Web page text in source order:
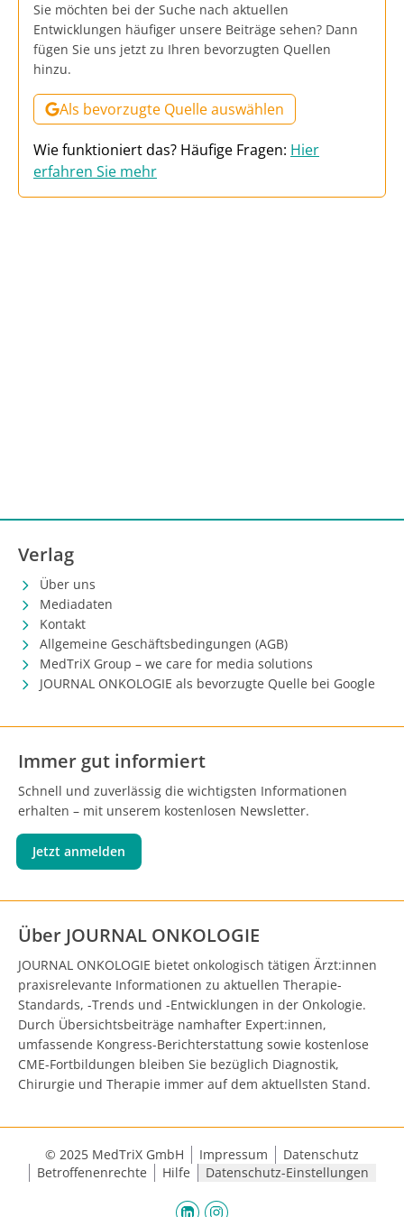
Sie möchten bei der Suche nach aktuellen
Entwicklungen häufiger unsere Beiträge sehen? Dann
fügen Sie uns jetzt zu Ihren bevorzugten Quellen
hinzu.
Als bevorzugte Quelle auswählen
Wie funktioniert das? Häufige Fragen: Hier
erfahren Sie mehr
Verlag
Über uns
Mediadaten
Kontakt
Allgemeine Geschäftsbedingungen (AGB)
MedTriX Group – we care for media solutions
JOURNAL ONKOLOGIE als bevorzugte Quelle bei Google
Immer gut informiert
Schnell und zuverlässig die wichtigsten Informationen
erhalten – mit unserem kostenlosen Newsletter.
Jetzt anmelden
Über JOURNAL ONKOLOGIE
JOURNAL ONKOLOGIE bietet onkologisch tätigen Ärzt:innen
praxisrelevante Informationen zu aktuellen Therapie-
Standards, -Trends und -Entwicklungen in der Onkologie.
Durch Übersichtsbeiträge namhafter Expert:innen,
umfassende Kongress-Berichterstattung sowie kostenlose
CME-Fortbildungen bleiben Sie bezüglich Diagnostik,
Chirurgie und Therapie immer auf dem aktuellsten Stand.
© 2025 MedTriX GmbH Impressum
Datenschutz
Betroffenenrechte
Hilfe Datenschutz-Einstellungen